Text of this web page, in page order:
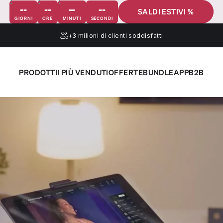
--
GIORNI
--
ORE
--
MINUTI
--
SECONDI
SALDI ESTIVI %
+3 milioni di clienti soddisfatti
PRODOTTII PIÙ VENDUTIOFFERTEBUNDLEAPPB2B